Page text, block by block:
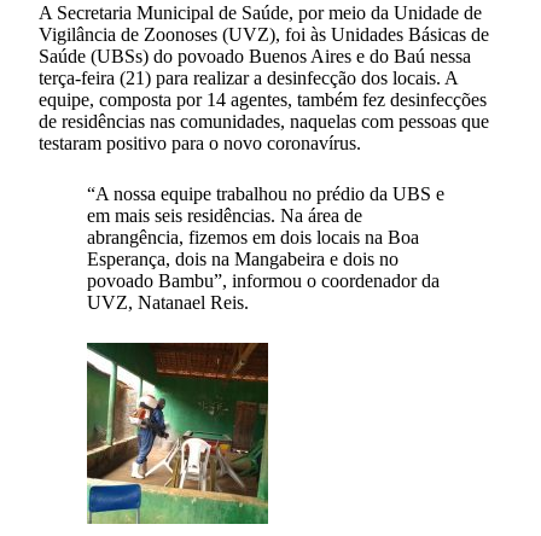
A Secretaria Municipal de Saúde, por meio da Unidade de
Vigilância de Zoonoses (UVZ), foi às Unidades Básicas de
Saúde (UBSs) do povoado Buenos Aires e do Baú nessa
terça-feira (21) para realizar a desinfecção dos locais. A
equipe, composta por 14 agentes, também fez desinfecções
de residências nas comunidades, naquelas com pessoas que
testaram positivo para o novo coronavírus.
“A nossa equipe trabalhou no prédio da UBS e
em mais seis residências. Na área de
abrangência, fizemos em dois locais na Boa
Esperança, dois na Mangabeira e dois no
povoado Bambu”, informou o coordenador da
UVZ, Natanael Reis.